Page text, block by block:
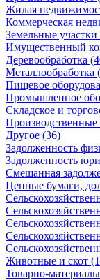
Жилая
Коммерческая
Земельные участки
Имущественный
Деревообработка
Металлообработка
Пищевое
Промышленное
Складское и
Другое (36)
Задолженность
Задолженность
Смешанная
Ценные бумаги,
Животные и скот
Товарно-